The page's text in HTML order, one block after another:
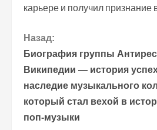
карьере и получил признание
П
р
о
д
Назад:
Биография группы
Википедии — история
наследие музыкального
который стал вехой в
поп-музыки